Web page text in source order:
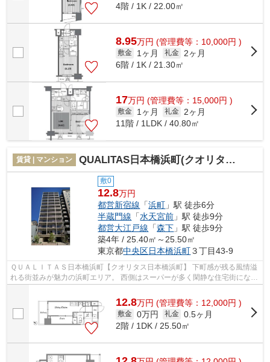
4階 / 1K / 22.00㎡
8.95万円 (管理費等：10,000円 )
敷金 1ヶ月 礼金
2ヶ月
6階 / 1K / 21.30㎡
17万円 (管理費等：15,000円 )
敷金 1ヶ月 礼金
2ヶ月
11階 / 1LDK / 40.80㎡
賃貸 | マンション QUALITAS日本橋浜町(クオリタス日本橋浜町)
敷0
12.8万円
都営新宿線 「浜町 」駅 徒歩6分
半蔵門線 「水天宮前 」駅 徒歩9分
都営大江戸線 「森下 」駅 徒歩9分
築4年 / 25.40㎡～25.50㎡
東京都中央区日本橋浜町３丁目43-9
ＱＵＡＬＩＴＡＳ日本橋浜町【クオリタス日本橋浜町】 下町感が残る風情溢
れる街並みが魅力の浜町エリア。 西側はスーパーが多く閑静な住宅街になっ
12.8万円 (管理費等：12,000円 )
敷金 0万円 礼金 0.5ヶ月
2階 / 1DK / 25.50㎡